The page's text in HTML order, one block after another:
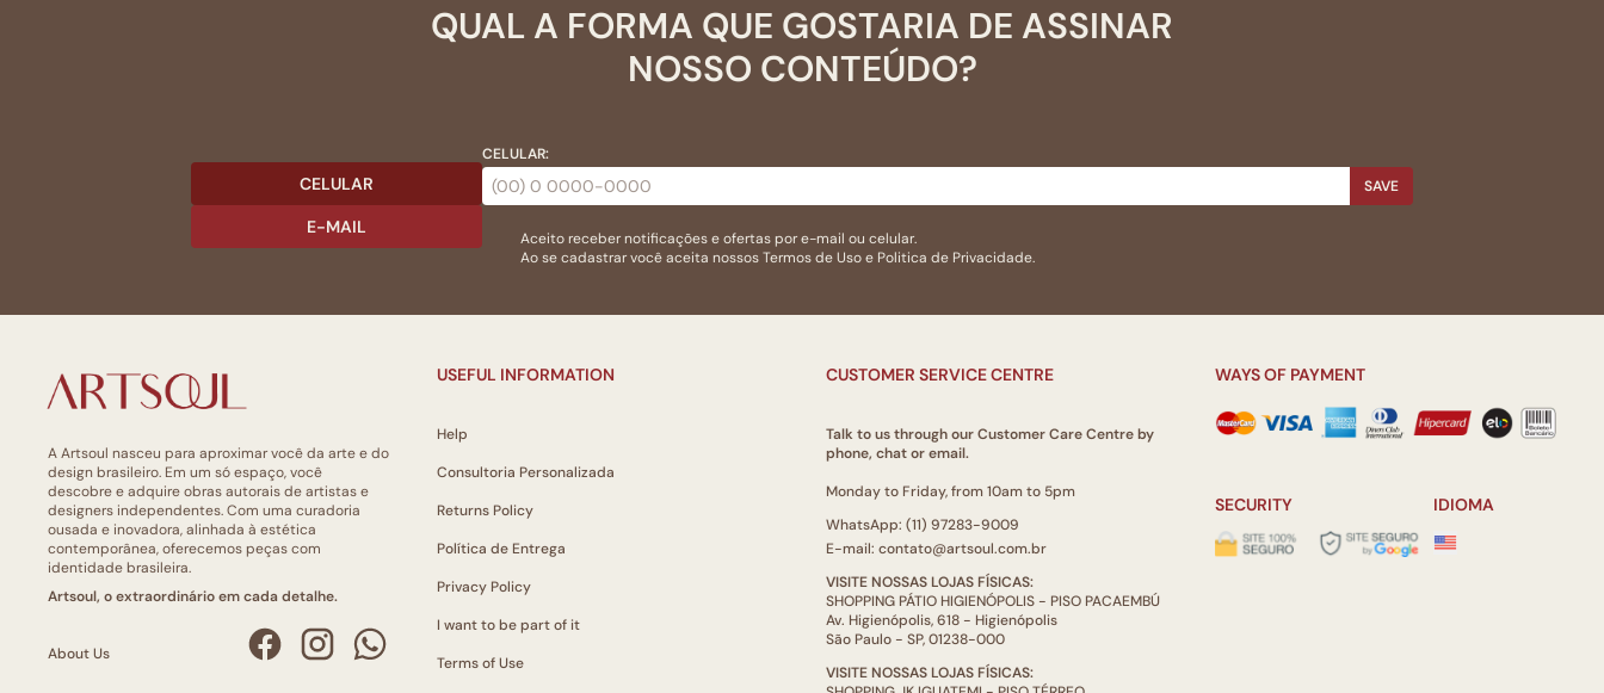
QUAL A FORMA QUE GOSTARIA DE ASSINAR
NOSSO CONTEÚDO?
CELULAR
E-MAIL
CELULAR:
SAVE
Aceito receber notificações e ofertas por e-mail ou celular.
Ao se cadastrar você aceita nossosTermos de Usoe Politica de Privacidade.
A Artsoul nasceu para aproximar você da arte e do
design brasileiro. Em um só espaço, você
descobre e adquire obras autorais de artistas e
designers independentes. Com uma curadoria
ousada e inovadora, alinhada à estética
contemporânea, oferecemos peças com
identidade brasileira.
Artsoul, o extraordinário em cada detalhe.
About Us
USEFUL INFORMATION
Help
Consultoria Personalizada
Returns Policy
Política de Entrega
Privacy Policy
I want to be part of it
Terms of Use
CUSTOMER SERVICE CENTRE
Talk to us through our Customer Care Centre by
phone, chat or email.
Monday to Friday, from 10am to 5pm
WhatsApp: (11) 97283-9009
E-mail: contato@artsoul.com.br
VISITE NOSSAS LOJAS FÍSICAS:
SHOPPING PÁTIO HIGIENÓPOLIS - PISO PACAEMBÚ
Av. Higienópolis, 618 - Higienópolis
São Paulo - SP, 01238-000
VISITE NOSSAS LOJAS FÍSICAS:
WAYS OF PAYMENT
SECURITY IDIOMA